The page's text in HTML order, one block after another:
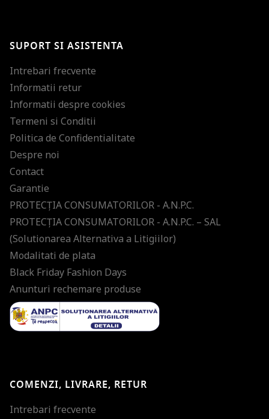
ultimele tendinte in moda!
SUPORT SI ASISTENTA
Intrebari frecvente
Informatii retur
Informatii despre cookies
Termeni si Conditii
Politica de Confidentialitate
Despre noi
Contact
Garantie
PROTECŢIA CONSUMATORILOR - A.N.P.C.
PROTECŢIA CONSUMATORILOR - A.N.P.C. – SAL
(Solutionarea Alternativa a Litigiilor)
Modalitati de plata
Black Friday Fashion Days
Anunturi rechemare produse
COMENZI, LIVRARE, RETUR
Intrebari frecvente